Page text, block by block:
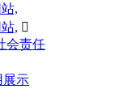
,
, 
会责任
展示